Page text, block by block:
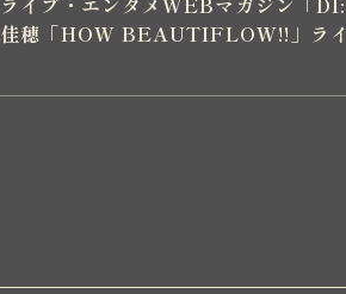
佳穂「HOW BEAUTIFLOW!!」ラ